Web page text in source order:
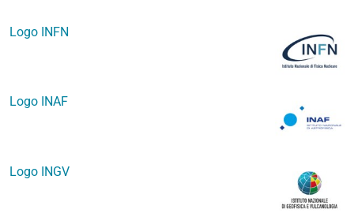
Logo INFN
Logo INAF
Logo INGV